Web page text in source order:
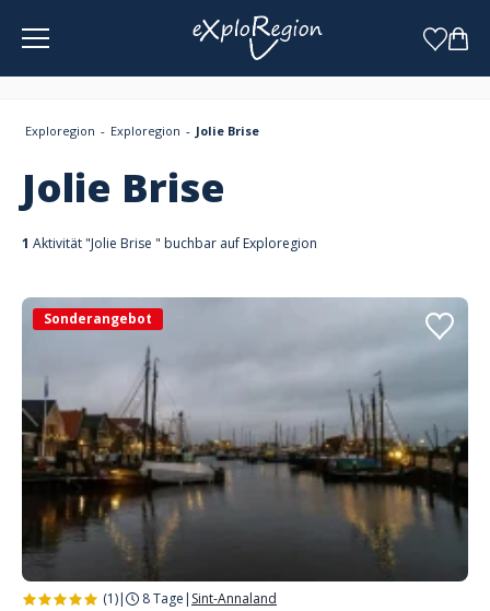
Exploregion Exploregion Jolie Brise
Jolie Brise
1 Aktivität "Jolie Brise " buchbar auf Exploregion
Sonderangebot
(1)| 8 Tage | Sint-Annaland